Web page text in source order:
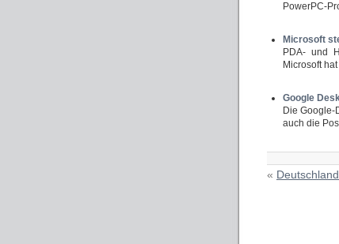
PowerPC-
Microsoft
PDA- und
Microsoft
Google
Die Google-
auch die
«